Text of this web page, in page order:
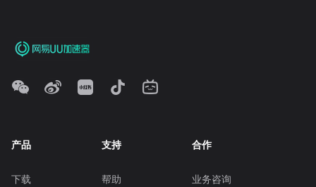
产品
下载
支持
帮助
合作
业务咨询